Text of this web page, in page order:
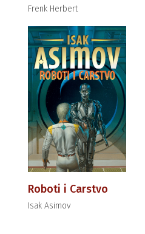
Frenk Herbert
Roboti i Carstvo
Isak Asimov